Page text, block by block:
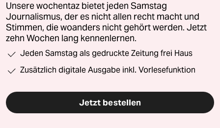
Unsere wochentaz bietet jeden Samstag
Journalismus, der es nicht allen recht macht und
Stimmen, die woanders nicht gehört werden. Jetzt
zehn Wochen lang kennenlernen.
Jeden Samstag als gedruckte Zeitung frei Haus
Zusätzlich digitale Ausgabe inkl. Vorlesefunktion
Jetzt bestellen